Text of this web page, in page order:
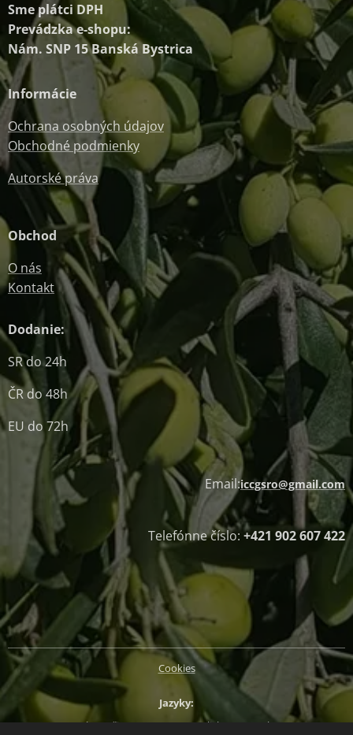
Sme plátci DPH
Prevádzka e-shopu:
Nám. SNP 15 Banská Bystrica
Informácie
Ochrana osobných údajov
Obchodné podmienky
Autorské práva
Obchod
O nás
Kontakt
Dodanie:
SR do 24h
ČR do 48h
EU do 72h
Email:iccgsro@gmail.com
Telefónne číslo: +421 902 607 422
Cookies
Jazyky
Slovenčina
Magyar English Deutsch